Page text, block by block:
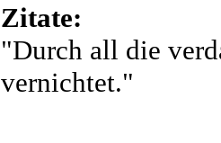
Zitate:
"Durch all die
vernichtet."